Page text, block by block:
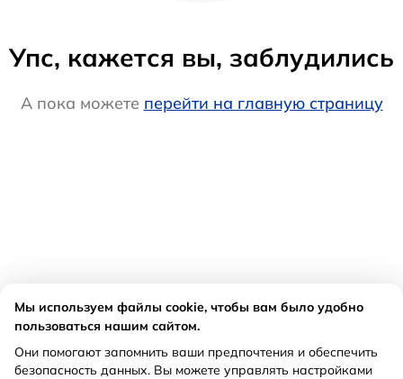
Упс, кажется вы, заблудились
А пока можете перейти на главную страницу
Мы используем файлы cookie, чтобы вам было удобно
пользоваться нашим сайтом.
Они помогают запомнить ваши предпочтения и обеспечить
безопасность данных. Вы можете управлять настройками